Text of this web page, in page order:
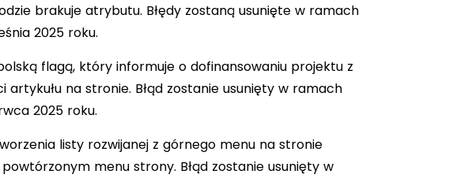
brakuje atrybutu. Błędy zostaną usunięte w ramach
2025 roku.
flagą, który informuje o dofinansowaniu projektu z
na stronie. Błąd zostanie usunięty w ramach
2025 roku.
listy rozwijanej z górnego menu na stronie
menu strony. Błąd zostanie usunięty w